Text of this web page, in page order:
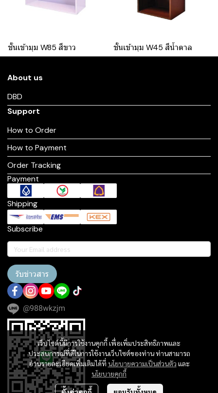
ชั้นเข้ามุม W85 สีขาว ชั้นเข้ามุม W45 สีน้ำตาล
เว็บไซต์นี้มีการใช้งานคุกกี้ เพื่อเพิ่มประสิทธิภาพและ
ประสบการณ์ที่ดีในการใช้งานเว็บไซต์ของท่าน ท่านสามารถ
อ่านรายละเอียดเพิ่มเติมได้ที่ นโยบายความเป็นส่วนตัว และ
นโยบายคุกกี้
About us
DBD
Support
How to Order
How to Payment
Order Tracking
Payment
Shipping
Subscribe
รับข่าวสาร
@988wkzjm